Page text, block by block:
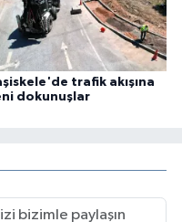
trafik akışına
dokunuşlar